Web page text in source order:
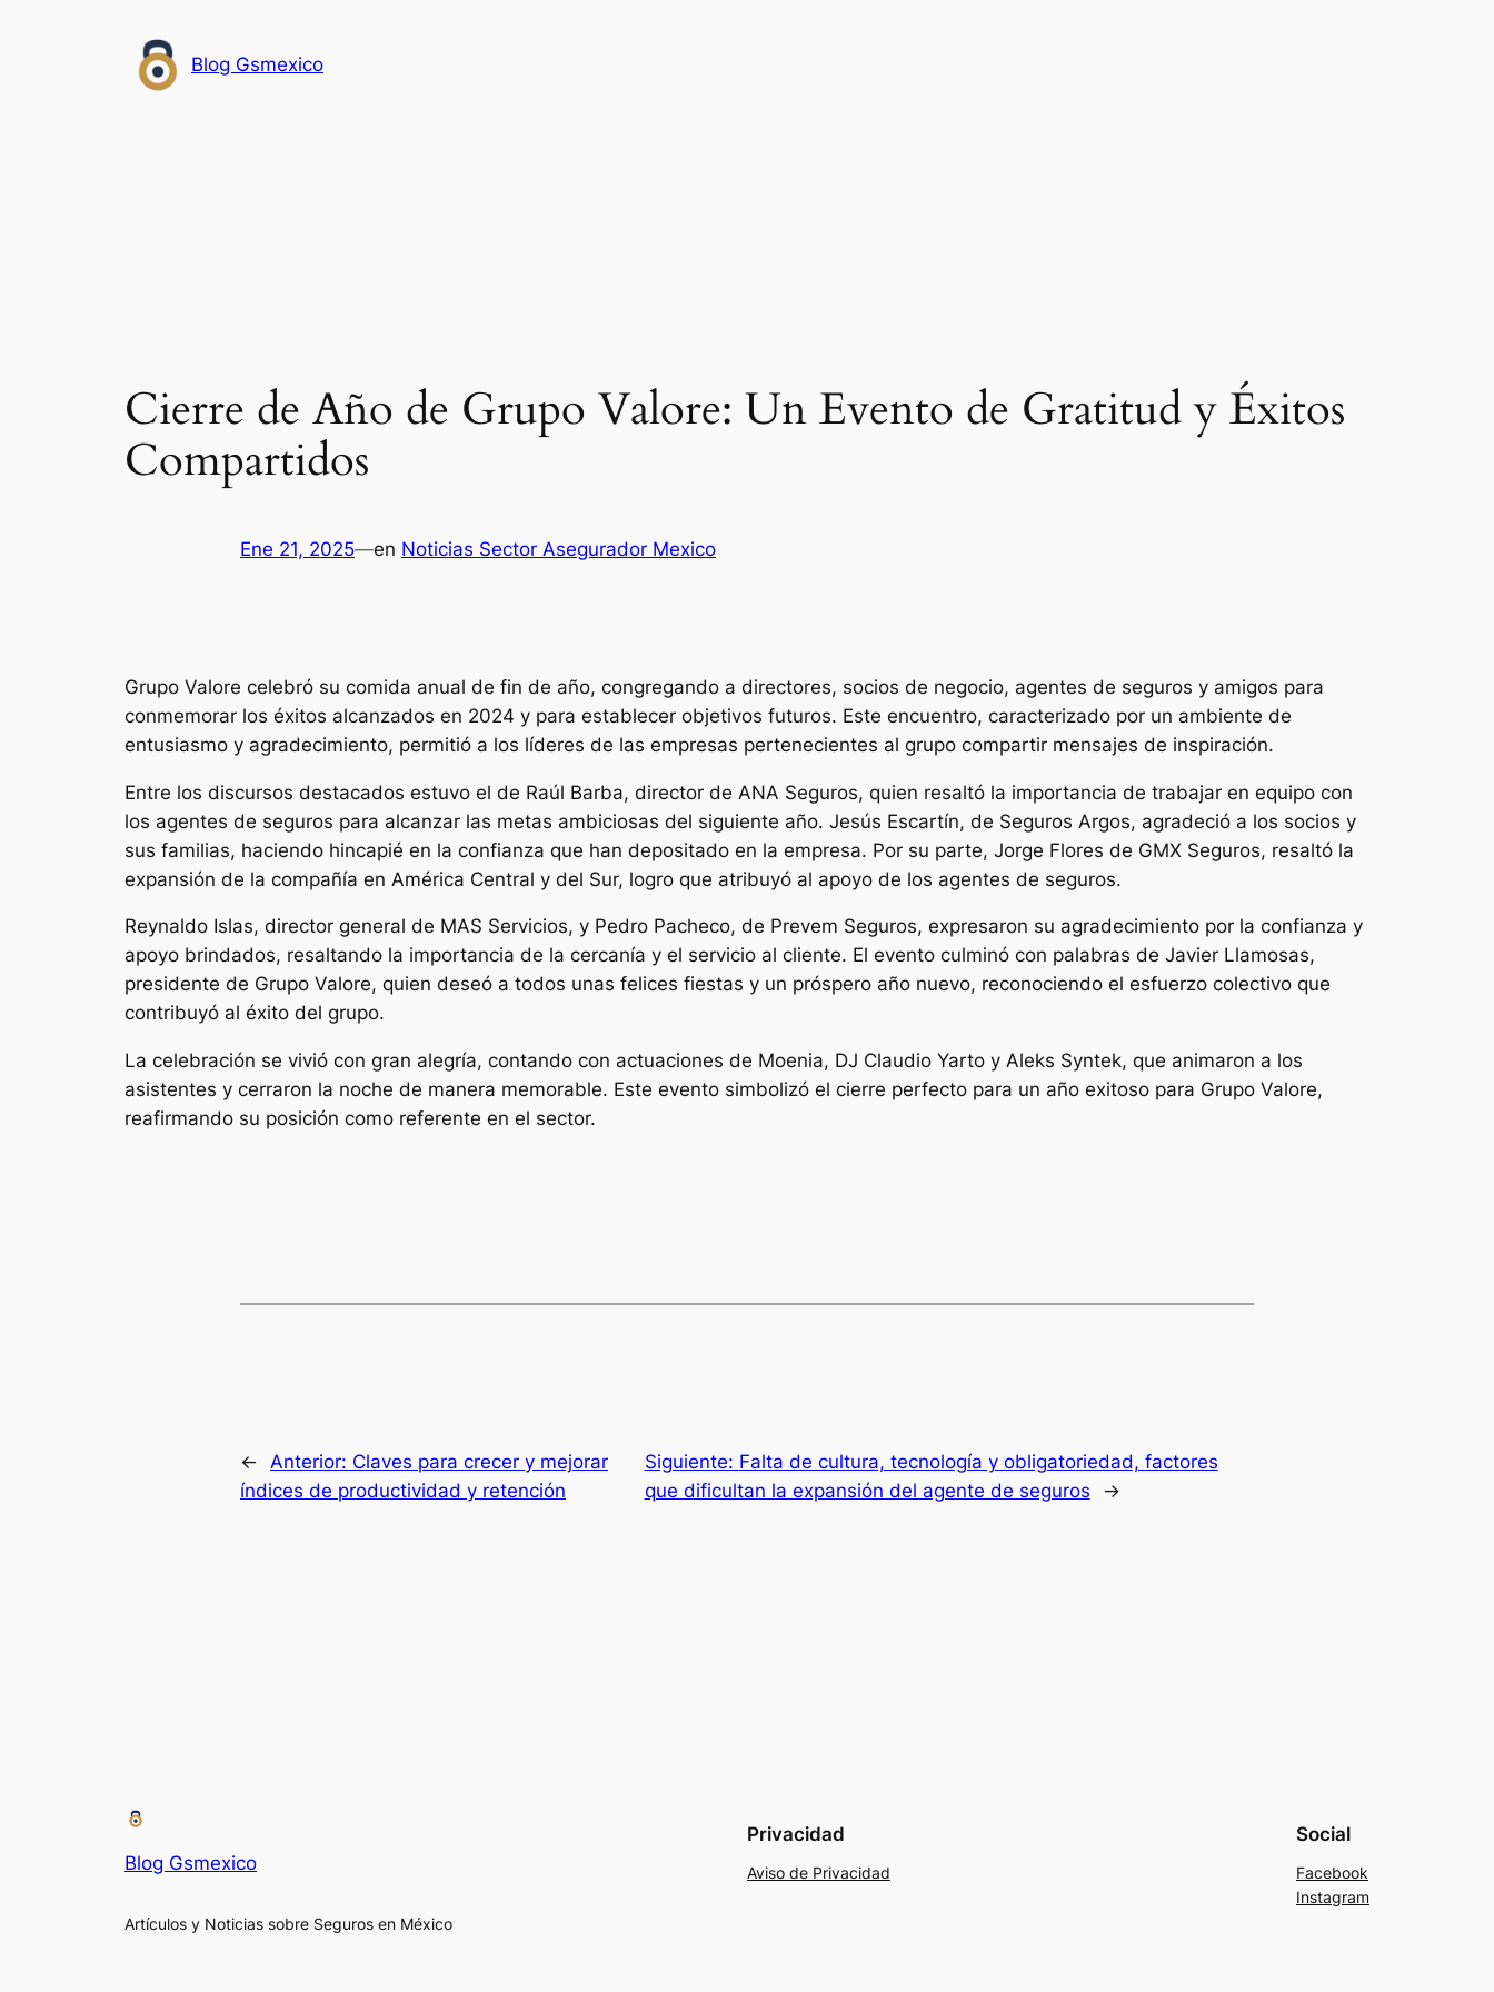
Blog Gsmexico
Cierre de Año de Grupo Valore: Un Evento de Gratitud y Éxitos
Compartidos
Ene 21, 2025—en Noticias Sector Asegurador Mexico
Grupo Valore celebró su comida anual de fin de año, congregando a directores, socios de negocio, agentes de seguros y amigos para
conmemorar los éxitos alcanzados en 2024 y para establecer objetivos futuros. Este encuentro, caracterizado por un ambiente de
entusiasmo y agradecimiento, permitió a los líderes de las empresas pertenecientes al grupo compartir mensajes de inspiración.
Entre los discursos destacados estuvo el de Raúl Barba, director de ANA Seguros, quien resaltó la importancia de trabajar en equipo con
los agentes de seguros para alcanzar las metas ambiciosas del siguiente año. Jesús Escartín, de Seguros Argos, agradeció a los socios y
sus familias, haciendo hincapié en la confianza que han depositado en la empresa. Por su parte, Jorge Flores de GMX Seguros, resaltó la
expansión de la compañía en América Central y del Sur, logro que atribuyó al apoyo de los agentes de seguros.
Reynaldo Islas, director general de MAS Servicios, y Pedro Pacheco, de Prevem Seguros, expresaron su agradecimiento por la confianza y
apoyo brindados, resaltando la importancia de la cercanía y el servicio al cliente. El evento culminó con palabras de Javier Llamosas,
presidente de Grupo Valore, quien deseó a todos unas felices fiestas y un próspero año nuevo, reconociendo el esfuerzo colectivo que
contribuyó al éxito del grupo.
La celebración se vivió con gran alegría, contando con actuaciones de Moenia, DJ Claudio Yarto y Aleks Syntek, que animaron a los
asistentes y cerraron la noche de manera memorable. Este evento simbolizó el cierre perfecto para un año exitoso para Grupo Valore,
reafirmando su posición como referente en el sector.
← Anterior: Claves para crecer y mejorar
índices de productividad y retención
Siguiente: Falta de cultura, tecnología y obligatoriedad, factores
que dificultan la expansión del agente de seguros
→
Blog Gsmexico
Artículos y Noticias sobre Seguros en México
Privacidad
Aviso de Privacidad
Social
Facebook
Instagram